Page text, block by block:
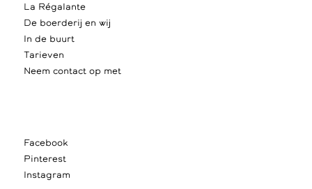
La Régalante
De boerderij en wij
In de buurt
Tarieven
Neem contact op met
Facebook
Pinterest
Instagram